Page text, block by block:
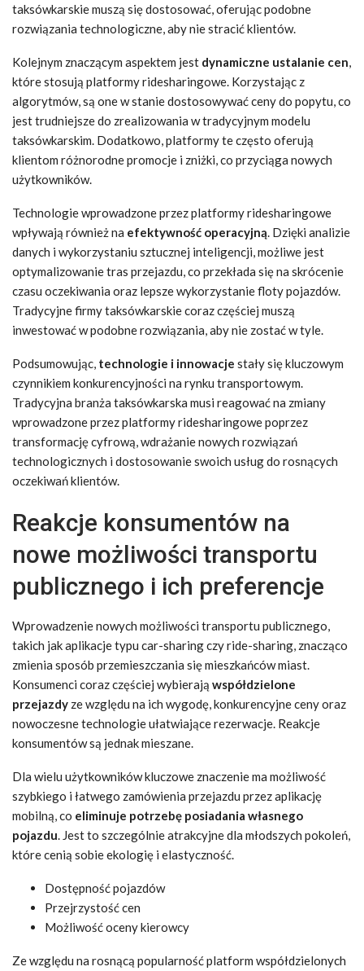
taksówkarskie muszą się dostosować, oferując podobne
rozwiązania technologiczne, aby nie stracić klientów.
Kolejnym znaczącym aspektem jest dynamiczne ustalanie cen,
które stosują platformy ridesharingowe. Korzystając z
algorytmów, są one w stanie dostosowywać ceny do popytu, co
jest trudniejsze do zrealizowania w tradycyjnym modelu
taksówkarskim. Dodatkowo, platformy te często oferują
klientom różnorodne promocje i zniżki, co przyciąga nowych
użytkowników.
Technologie wprowadzone przez platformy ridesharingowe
wpływają również na efektywność operacyjną. Dzięki analizie
danych i wykorzystaniu sztucznej inteligencji, możliwe jest
optymalizowanie tras przejazdu, co przekłada się na skrócenie
czasu oczekiwania oraz lepsze wykorzystanie floty pojazdów.
Tradycyjne firmy taksówkarskie coraz częściej muszą
inwestować w podobne rozwiązania, aby nie zostać w tyle.
Podsumowując, technologie i innowacje stały się kluczowym
czynnikiem konkurencyjności na rynku transportowym.
Tradycyjna branża taksówkarska musi reagować na zmiany
wprowadzone przez platformy ridesharingowe poprzez
transformację cyfrową, wdrażanie nowych rozwiązań
technologicznych i dostosowanie swoich usług do rosnących
oczekiwań klientów.
Reakcje konsumentów na
nowe możliwości transportu
publicznego i ich preferencje
Wprowadzenie nowych możliwości transportu publicznego,
takich jak aplikacje typu car-sharing czy ride-sharing, znacząco
zmienia sposób przemieszczania się mieszkańców miast.
Konsumenci coraz częściej wybierają współdzielone
przejazdy ze względu na ich wygodę, konkurencyjne ceny oraz
nowoczesne technologie ułatwiające rezerwacje. Reakcje
konsumentów są jednak mieszane.
Dla wielu użytkowników kluczowe znaczenie ma możliwość
szybkiego i łatwego zamówienia przejazdu przez aplikację
mobilną, co eliminuje potrzebę posiadania własnego
pojazdu. Jest to szczególnie atrakcyjne dla młodszych pokoleń,
które cenią sobie ekologię i elastyczność.
Dostępność pojazdów
Przejrzystość cen
Możliwość oceny kierowcy
Ze względu na rosnącą popularność platform współdzielonych